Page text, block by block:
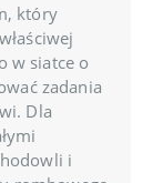
który
w siatce o
zadania
Dla
i